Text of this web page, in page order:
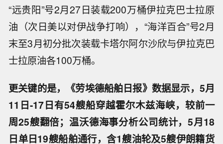
“远贵阳”号2月27日装载200万桶伊拉克巴士拉原
油（次日美以对伊战争打响），“海洋百合”号2月
末至3月初分批次装载卡塔尔阿尔沙欣与伊拉克巴
士拉原油各100万桶。
更关键的是，《劳埃德船舶日报》数据显示，5月
11日-17日有54艘船穿越霍尔木兹海峡，较前一
周25艘翻倍；温沃德海事分析公司统计，5月18
日单日19艘船舶通行，含1艘油轮及5艘伊朗籍货